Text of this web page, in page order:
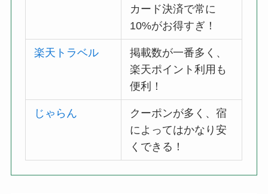
カード決済で常に
10%がお得すぎ！
楽天トラベル
掲載数が一番多く、
楽天ポイント利用も
便利！
じゃらん
クーポンが多く、宿
によってはかなり安
くできる！